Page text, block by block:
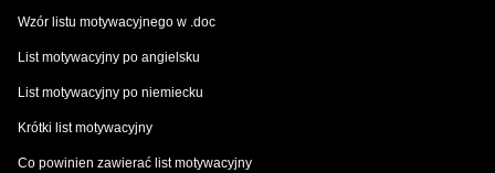
Wzór listu motywacyjnego w .doc
List motywacyjny po angielsku
List motywacyjny po niemiecku
Krótki list motywacyjny
Co powinien zawierać list motywacyjny